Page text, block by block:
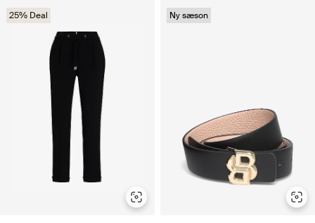
25% Deal Ny sæson